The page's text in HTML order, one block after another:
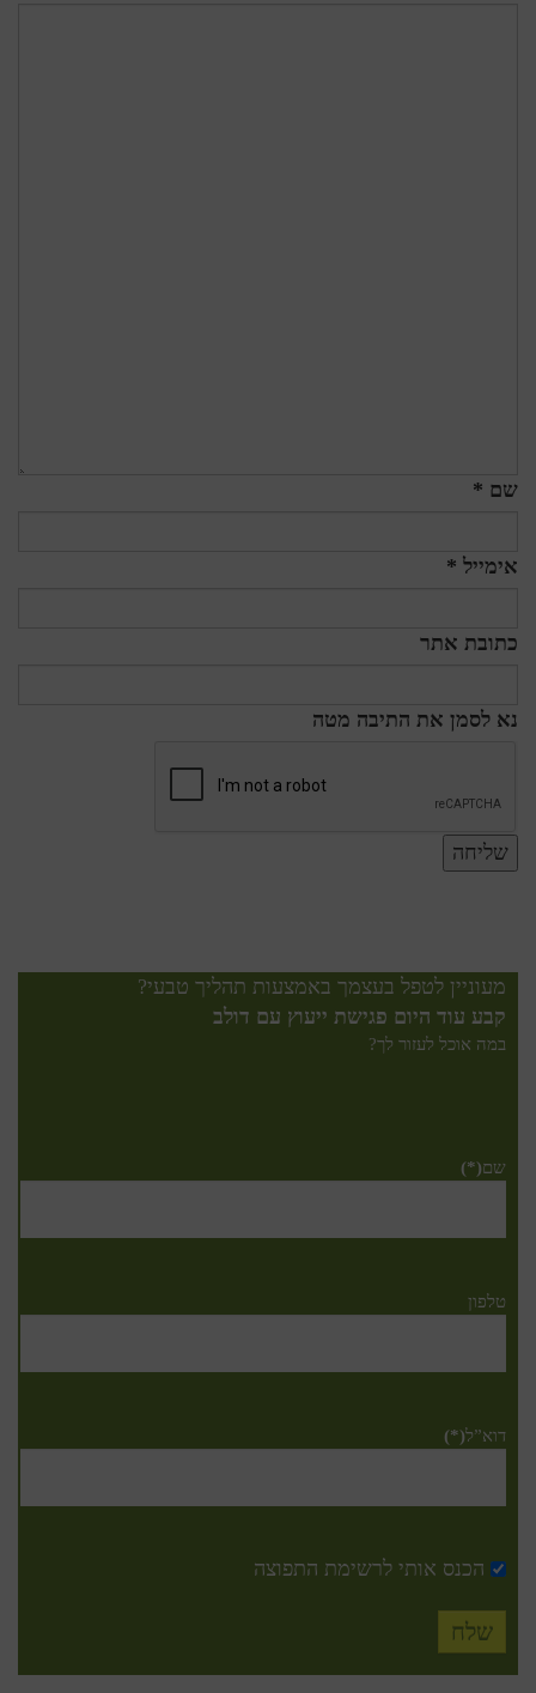
שם *
אימייל *
כתובת אתר
נא לסמן את התיבה מטה
מעוניין לטפל בעצמך באמצעות תהליך טבעי?
קבע עוד היום פגישת ייעוץ עם דולב
במה אוכל לעזור לך?
שם(*)
טלפון
דוא”ל(*)
הכנס אותי לרשימת התפוצה